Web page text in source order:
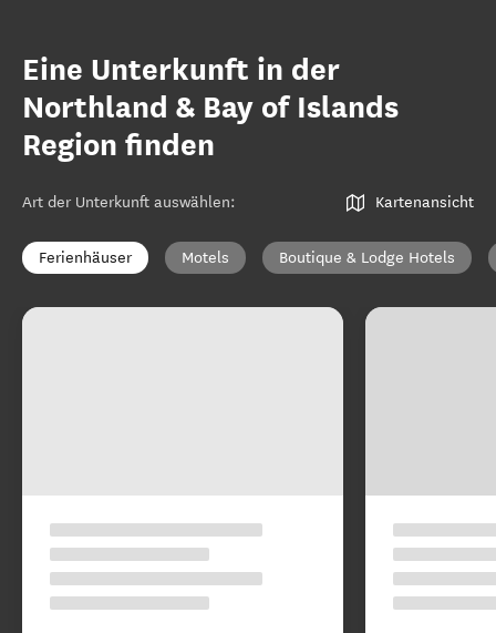
Eine Unterkunft in der
Northland & Bay of Islands
Region finden
Art der Unterkunft auswählen: Kartenansicht
Ferienhäuser Motels Boutique & Lodge Hotels